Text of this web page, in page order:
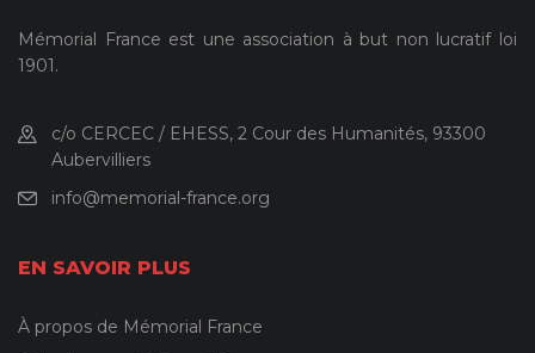
Mémorial France est une association à but non lucratif loi
1901.
c/o CERCEC / EHESS, 2 Cour des Humanités, 93300
Aubervilliers
info@memorial-france.org
EN SAVOIR PLUS
À propos de Mémorial France